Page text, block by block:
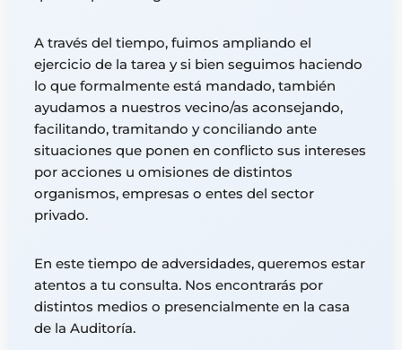
A través del tiempo, fuimos ampliando el
ejercicio de la tarea y si bien seguimos haciendo
lo que formalmente está mandado, también
ayudamos a nuestros vecino/as aconsejando,
facilitando, tramitando y conciliando ante
situaciones que ponen en conflicto sus intereses
por acciones u omisiones de distintos
organismos, empresas o entes del sector
privado.
En este tiempo de adversidades, queremos estar
atentos a tu consulta. Nos encontrarás por
distintos medios o presencialmente en la casa
de la Auditoría.